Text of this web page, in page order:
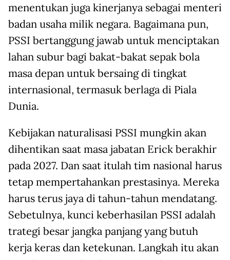
menentukan juga kinerjanya sebagai menteri
badan usaha milik negara. Bagaimana pun,
PSSI bertanggung jawab untuk menciptakan
lahan subur bagi bakat-bakat sepak bola
masa depan untuk bersaing di tingkat
internasional, termasuk berlaga di Piala
Dunia.
Kebijakan naturalisasi PSSI mungkin akan
dihentikan saat masa jabatan Erick berakhir
pada 2027. Dan saat itulah tim nasional harus
tetap mempertahankan prestasinya. Mereka
harus terus jaya di tahun-tahun mendatang.
Sebetulnya, kunci keberhasilan PSSI adalah
trategi besar jangka panjang yang butuh
kerja keras dan ketekunan. Langkah itu akan